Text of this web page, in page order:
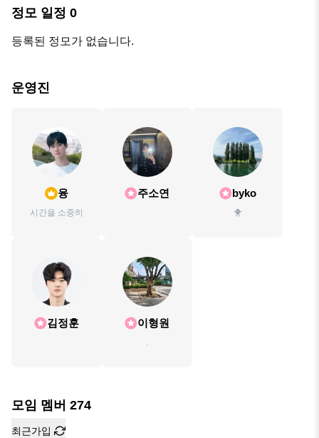
정모 일정 0
등록된 정모가 없습니다.
운영진
융
시간을 소중히
주소연 byko
🐥
김정훈 이형원
.
모임 멤버 274
최근가입